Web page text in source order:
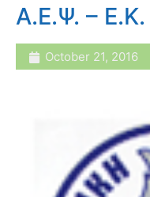
Α.Ε.Ψ. –
October 21, 2016